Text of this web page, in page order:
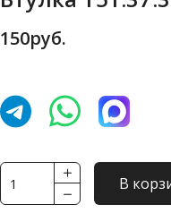
150руб.
Количество
товара
В